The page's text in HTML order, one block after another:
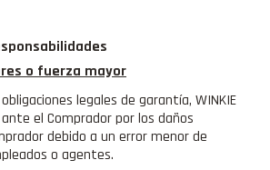
o fuerza mayor
legales de garantía, WINKIE
el Comprador por los daños
debido a un error menor de
o agentes.